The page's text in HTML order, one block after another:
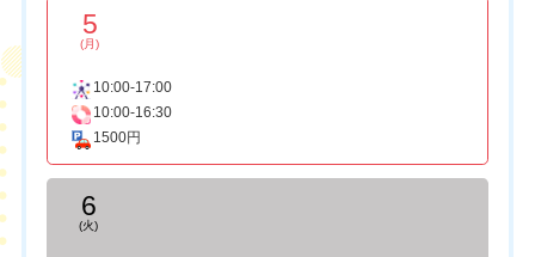
5
(月)
10:00-17:00
10:00-16:30
1500円
6
(火)